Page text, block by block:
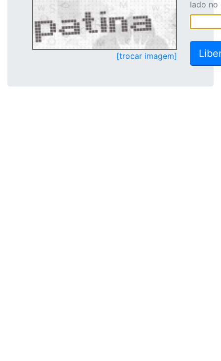
[trocar imagem]
lado no